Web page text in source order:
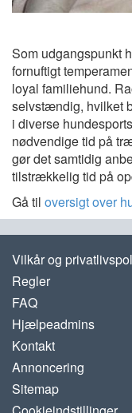
Som udgangspunkt
fornuftigt
loyal familiehund.
selvstændig, hvilket
i diverse
nødvendige tid på
gør det samtidig
tilstrækkelig tid på
Gå til oversigt over
Vilkår og
Regler
FAQ
Hjælpeadmins
Kontakt
Annoncering
Sitemap